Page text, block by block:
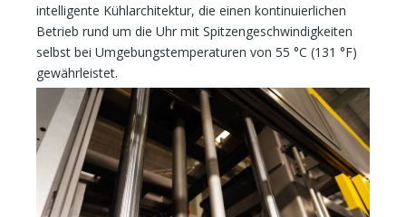
intelligente Kühlarchitektur, die einen kontinuierlichen
Betrieb rund um die Uhr mit Spitzengeschwindigkeiten
selbst bei Umgebungstemperaturen von 55 °C (131 °F)
gewährleistet.